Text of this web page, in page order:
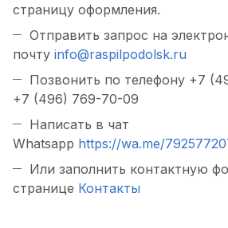
страницу оформления.
Отправить запрос на
почту info@raspilpodolsk.ru
Позвонить по телефону +7
+7 (496) 769-70-09
Написать в чат
Whatsapp https://wa.me/
Или заполнить контактную
странице Контакты